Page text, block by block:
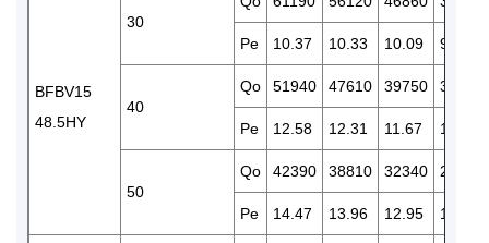
BFBV15
48.5HY
30
Pe 10.37 10.33 10.09 9.71
40
Qo 51940 47610 39750 32880
Pe 12.58 12.31 11.67 10.94
50
Qo 42390 38810 32340 26620
Pe 14.47 13.96 12.95 11.89